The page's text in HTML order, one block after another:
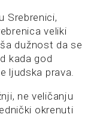
Srebrenici,
veliki
dužnost da se
kada god
ljudska prava.
ne veličanju
okrenuti